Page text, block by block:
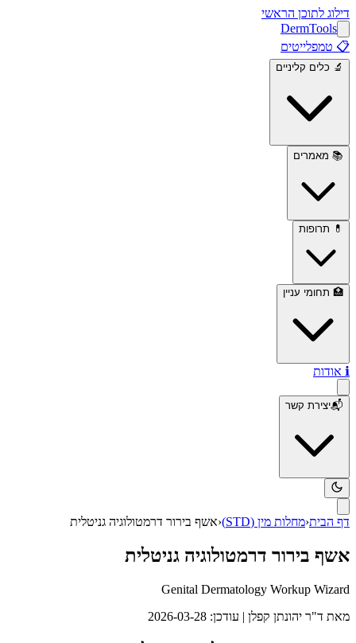
דילוג לתוכן הראשי
DermTools
📋 טמפלייטים
🔬 כלים קליניים
📚 מאמרים
💊 תרופות
🏥 תחומי עניין
ℹ️ אודות
📬יצירת קשר
דף הבית‹מחלות מין (STD) ‹אשף בירור דרמטולוגיה גניטלית
אשף בירור דרמטולוגיה גניטלית
Genital Dermatology Workup Wizard
מאת ד"ר יהונתן קפלן | עודכן: 2026-03-28